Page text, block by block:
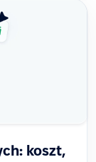
koszt,